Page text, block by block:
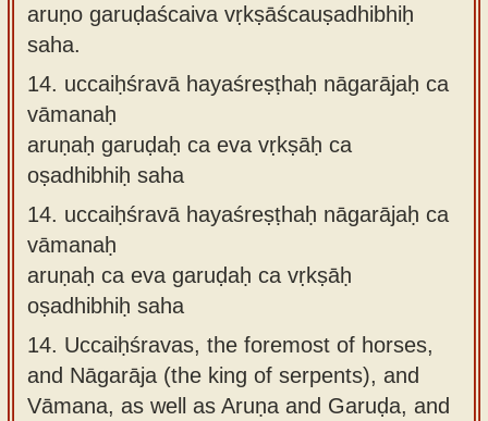
aruṇo garuḍaścaiva vṛkṣāścauṣadhibhiḥ
saha.
14. uccaiḥśravā hayaśreṣṭhaḥ nāgarājaḥ ca
vāmanaḥ
aruṇaḥ garuḍaḥ ca eva vṛkṣāḥ ca
oṣadhibhiḥ saha
14. uccaiḥśravā hayaśreṣṭhaḥ nāgarājaḥ ca
vāmanaḥ
aruṇaḥ ca eva garuḍaḥ ca vṛkṣāḥ
oṣadhibhiḥ saha
14. Uccaiḥśravas, the foremost of horses,
and Nāgarāja (the king of serpents), and
Vāmana, as well as Aruṇa and Garuḍa, and